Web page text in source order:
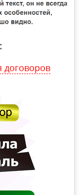
договоров